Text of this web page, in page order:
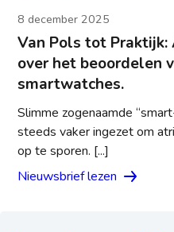
8 december 2025
Van Pols tot
over het beoordelen
smartwatches.
Slimme zogenaamde
steeds vaker ingezet om
op te sporen. [...]
Nieuwsbrief lezen